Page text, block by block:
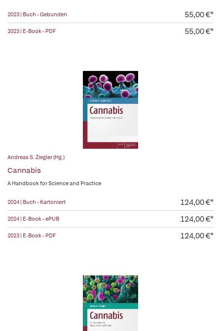
2023 | Buch - Gebunden 55,00 €*
2023 | E-Book - PDF 55,00 €*
Andreas S. Ziegler (Hg.)
Cannabis
A Handbook for Science and Practice
2024 | Buch - Kartoniert 124,00 €*
2024 | E-Book - ePUB 124,00 €*
2023 | E-Book - PDF 124,00 €*